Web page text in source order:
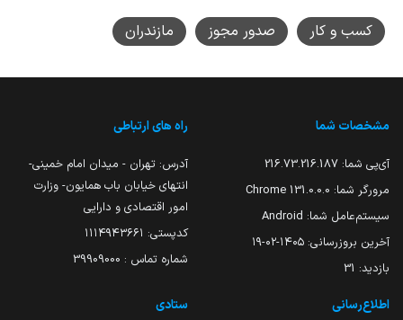
کسب و کار صدور مجوز مازندران
مشخصات شما
آی‌پی شما: 216.73.216.187
مرورگر شما: 131.0.0.0 Chrome
سیستم‌عامل شما: Android
آخرین بروزرسانی: ۱۴۰۵-۰۲-۱۹
بازدید: 31
راه های ارتباطی
آدرس: تهران - میدان امام خمینی-
انتهای خیابان باب همایون- وزارت
امور اقتصادی و دارایی
کدپستی: ۱۱۱۴۹۴۳۶۶۱
شماره تماس : 39909000
اطلاع‌رسانی ستادی